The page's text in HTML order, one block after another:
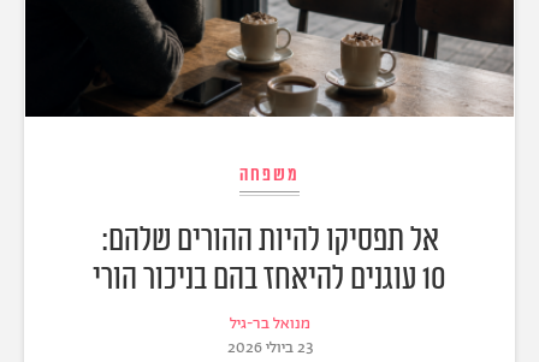
משפחה
אל תפסיקו להיות ההורים שלהם:
10 עוגנים להיאחז בהם בניכור הורי
מנואל בר-גיל
23 ביולי 2026